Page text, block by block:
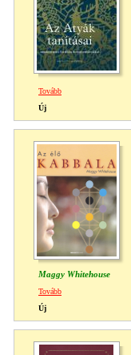
Tovább
Új
Maggy Whitehouse
Tovább
Új